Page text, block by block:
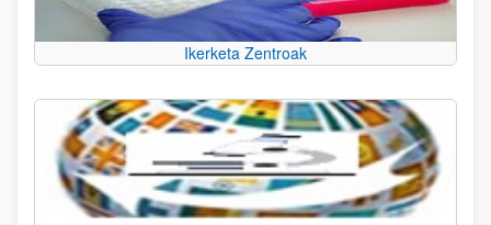
Ikerketa Zentroak